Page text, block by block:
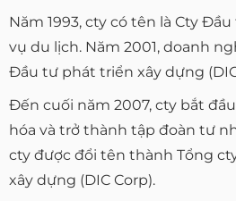
Năm 1993, cty có tên là Cty
vụ du lịch. Năm 2001, doanh
Đầu tư phát triển xây dựng
Đến cuối năm 2007, cty bắt
hóa và trở thành tập đoàn tư
cty được đổi tên thành Tổng
xây dựng (DIC Corp).